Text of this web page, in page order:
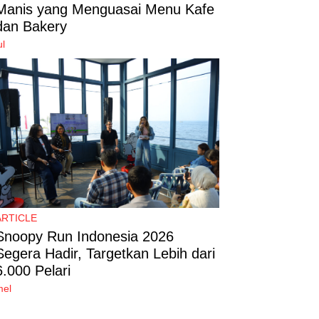
yang Menguasai Menu Kafe
Bakery
Run Indonesia 2026
Hadir, Targetkan Lebih dari
Pelari